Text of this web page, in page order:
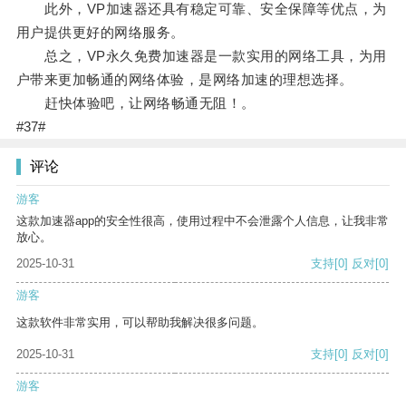
此外，VP加速器还具有稳定可靠、安全保障等优点，为
用户提供更好的网络服务。
总之，VP永久免费加速器是一款实用的网络工具，为用
户带来更加畅通的网络体验，是网络加速的理想选择。
赶快体验吧，让网络畅通无阻！。
#37#
评论
游客
这款加速器app的安全性很高，使用过程中不会泄露个人信息，让我非常
放心。
2025-10-31
支持[0] 反对[0]
游客
这款软件非常实用，可以帮助我解决很多问题。
2025-10-31 支持[0] 反对[0]
游客